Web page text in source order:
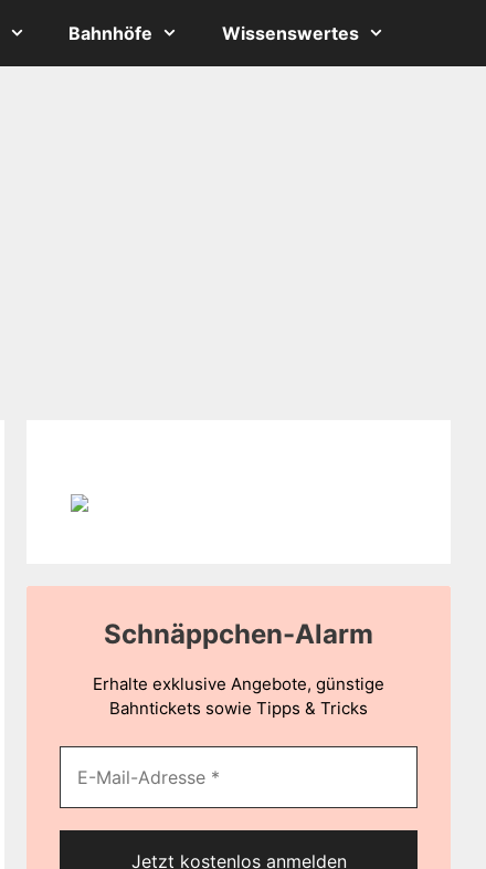
Bahnhöfe Wissenswertes
Schnäppchen-Alarm
Erhalte exklusive Angebote, günstige
Bahntickets sowie Tipps & Tricks